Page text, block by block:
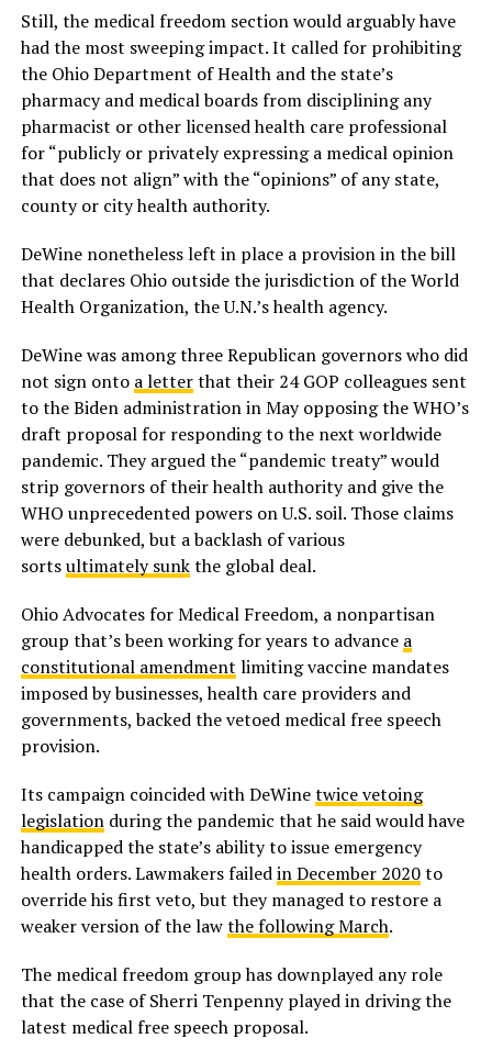
Still, the medical freedom section would arguably have
had the most sweeping impact. It called for prohibiting
the Ohio Department of Health and the state’s
pharmacy and medical boards from disciplining any
pharmacist or other licensed health care professional
for “publicly or privately expressing a medical opinion
that does not align” with the “opinions” of any state,
county or city health authority.
DeWine nonetheless left in place a provision in the bill
that declares Ohio outside the jurisdiction of the World
Health Organization, the U.N.’s health agency.
DeWine was among three Republican governors who did
not sign onto a letterthat their 24 GOP colleagues sent
to the Biden administration in May opposing the WHO’s
draft proposal for responding to the next worldwide
pandemic. They argued the “pandemic treaty” would
strip governors of their health authority and give the
WHO unprecedented powers on U.S. soil. Those claims
were debunked, but a backlash of various
sortsultimately sunkthe global deal.
Ohio Advocates for Medical Freedom, a nonpartisan
group that’s been working for years to advance a
constitutional amendment limiting vaccine mandates
imposed by businesses, health care providers and
governments, backed the vetoed medical free speech
provision.
Its campaign coincided with DeWinetwice vetoing
legislationduring the pandemic that he said would have
handicapped the state’s ability to issue emergency
health orders. Lawmakers failedin December 2020to
override his first veto, but they managed to restore a
weaker version of the lawthe following March.
The medical freedom group has downplayed any role
that the case of Sherri Tenpenny played in driving the
latest medical free speech proposal.